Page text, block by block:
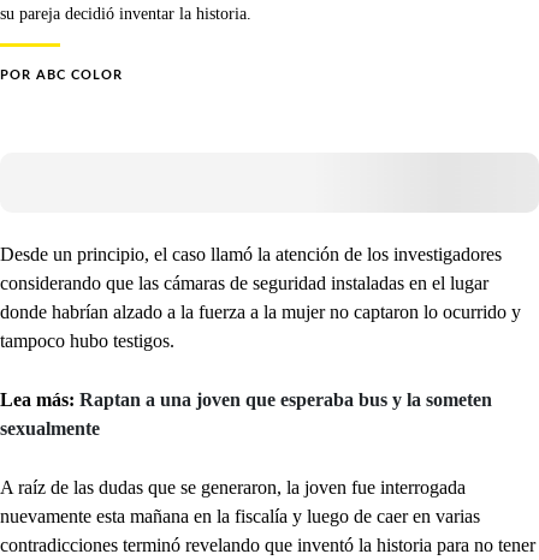
su pareja decidió inventar la historia.
POR ABC COLOR
Desde un principio, el caso llamó la atención de los investigadores
considerando que las cámaras de seguridad instaladas en el lugar
donde habrían alzado a la fuerza a la mujer no captaron lo ocurrido y
tampoco hubo testigos.
Lea más: Raptan a una joven que esperaba bus y la someten
sexualmente
A raíz de las dudas que se generaron, la joven fue interrogada
nuevamente esta mañana en la fiscalía y luego de caer en varias
contradicciones terminó revelando que inventó la historia para no tener